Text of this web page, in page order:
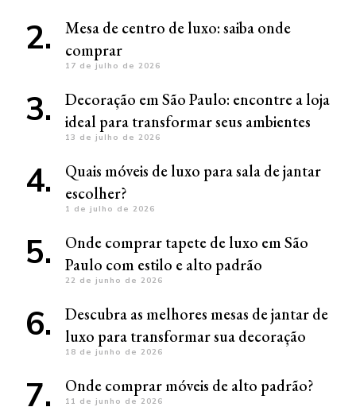
Mesa de centro de luxo: saiba onde
comprar
17 de julho de 2026
Decoração em São Paulo: encontre a loja
ideal para transformar seus ambientes
13 de julho de 2026
Quais móveis de luxo para sala de jantar
escolher?
1 de julho de 2026
Onde comprar tapete de luxo em São
Paulo com estilo e alto padrão
22 de junho de 2026
Descubra as melhores mesas de jantar de
luxo para transformar sua decoração
18 de junho de 2026
Onde comprar móveis de alto padrão?
11 de junho de 2026